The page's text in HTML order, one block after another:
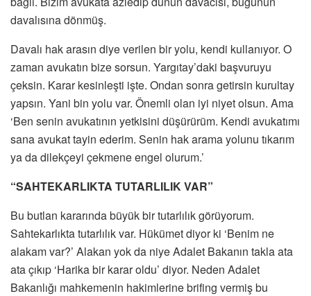
davalısına dönmüş.
Davalı hak arasın diye verilen bir yolu, kendi kullanıyor. O
zaman avukatın bize sorsun. Yargıtay’daki başvuruyu
çeksin. Karar kesinleşti işte. Ondan sonra getirsin kurultay
yapsın. Yani bin yolu var. Önemli olan iyi niyet olsun. Ama
‘Ben senin avukatının yetkisini düşürürüm. Kendi avukatımı
sana avukat tayin ederim. Senin hak arama yolunu tıkarım
ya da dilekçeyi çekmene engel olurum.’
“SAHTEKARLIKTA TUTARLILIK VAR”
Bu butlan kararında büyük bir tutarlılık görüyorum.
Sahtekarlıkta tutarlılık var. Hükümet diyor ki ‘Benim ne
alakam var?’ Alakan yok da niye Adalet Bakanın takla ata
ata çıkıp ‘Harika bir karar oldu’ diyor. Neden Adalet
Bakanlığı mahkemenin hakimlerine brifing vermiş bu